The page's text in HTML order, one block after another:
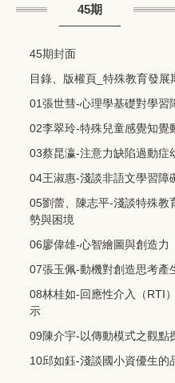
45期
45期封面
目錄、版權頁_特殊教育發展
01張世彗-心理學基礎對學習
02李翠玲-特殊兒童感覺知覺
03蔡昆瀛-注意力缺陷過動症
04王淑惠-淺談非語文學習障
05劉蕾、陳志平-淺談特殊教
勢與困境
06廖偉雄-心智繪圖與創造力
07張玉佩-動機對創造思考產
08林桂如-回應性介入（RTI
示
09陳介宇-以傳動模式之觀點
10邱如鈺-淺談國小資優生的